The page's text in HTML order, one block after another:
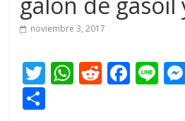
noviembre 3, 2017
T W R F Li